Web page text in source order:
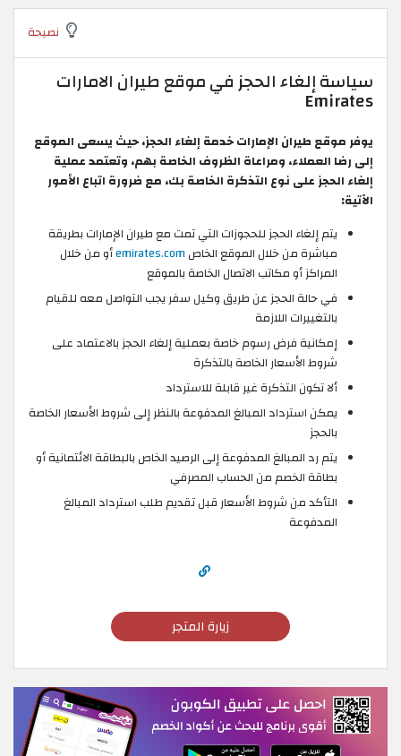
نصيحة
سياسة إلغاء الحجز في موقع طيران الامارات
Emirates
يوفر موقع طيران الإمارات خدمة إلغاء الحجز، حيث يسعى الموقع
إلى رضا العملاء، ومراعاة الظروف الخاصة بهم، وتعتمد عملية
إلغاء الحجز على نوع التذكرة الخاصة بك، مع ضرورة اتباع الأمور
الآتية:
يتم إلغاء الحجز للحجوزات التي تمت مع طيران الإمارات بطريقة
مباشرة من خلال الموقع الخاص emirates.comأو من خلال
المراكز أو مكاتب الاتصال الخاصة بالموقع
في حالة الحجز عن طريق وكيل سفر يجب التواصل معه للقيام
بالتغييرات اللازمة
إمكانية فرض رسوم خاصة بعملية إلغاء الحجز بالاعتماد على
شروط الأسعار الخاصة بالتذكرة
ألا تكون التذكرة غير قابلة للاسترداد
يمكن استرداد المبالغ المدفوعة بالنظر إلى شروط الأسعار الخاصة
بالحجز
يتم رد المبالغ المدفوعة إلى الرصيد الخاص بالبطاقة الائتمانية أو
بطاقة الخصم من الحساب المصرفي
التأكد من شروط الأسعار قبل تقديم طلب استرداد المبالغ
المدفوعة
زيارة المتجر